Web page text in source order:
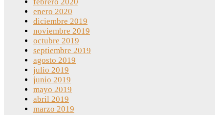
enero 2020
diciembre 2019
noviembre 2019
octubre 2019
septiembre 2019
agosto 2019
julio 2019
junio 2019
mayo 2019
abril 2019
marzo 2019